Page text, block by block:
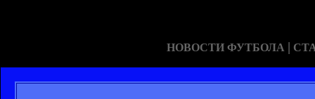
НОВОСТИ ФУТБОЛА |